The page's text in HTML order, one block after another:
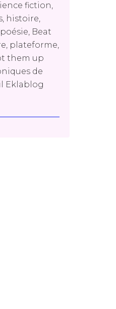
fiction,
histoire,
Beat
plateforme,
them up
de
Eklablog